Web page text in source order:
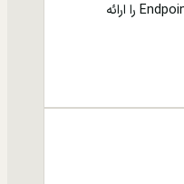
آموزش و پشتیبانی Endpoint Central را ارائه